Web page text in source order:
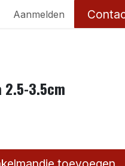
Aanmelden
3.5cm